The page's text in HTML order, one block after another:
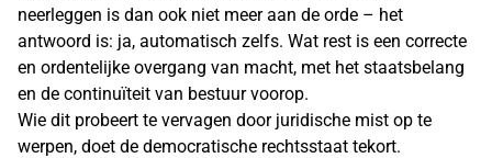
neerleggen is dan ook niet meer aan de orde – het
antwoord is: ja, automatisch zelfs. Wat rest is een correcte
en ordentelijke overgang van macht, met het staatsbelang
en de continuïteit van bestuur voorop.
Wie dit probeert te vervagen door juridische mist op te
werpen, doet de democratische rechtsstaat tekort.